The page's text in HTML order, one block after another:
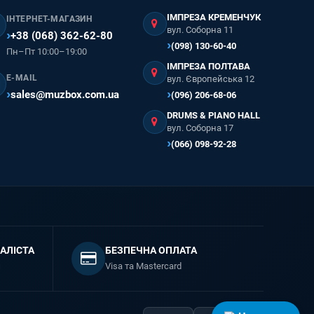
ІНТЕРНЕТ-МАГАЗИН
+38 (068) 362-62-80
Пн–Пт 10:00–19:00
E-MAIL
sales@muzbox.com.ua
ІМПРЕЗА КРЕМЕНЧУК
вул. Соборна 11
(098) 130-60-40
ІМПРЕЗА ПОЛТАВА
вул. Європейська 12
(096) 206-68-06
DRUMS & PIANO HALL
вул. Соборна 17
(066) 098-92-28
БЕЗПЕЧНА ОПЛАТА
Visa та Mastercard